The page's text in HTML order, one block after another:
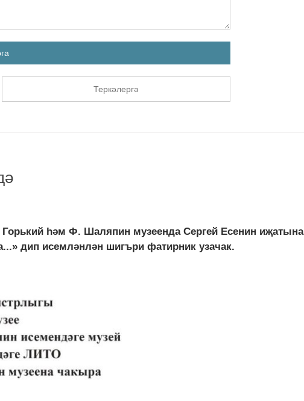
Теркәлергә
Горький һәм Ф. Шаляпин музеенда Сергей Есенин иҗатына
дип исемләнлән шигъри фатирник узачак.